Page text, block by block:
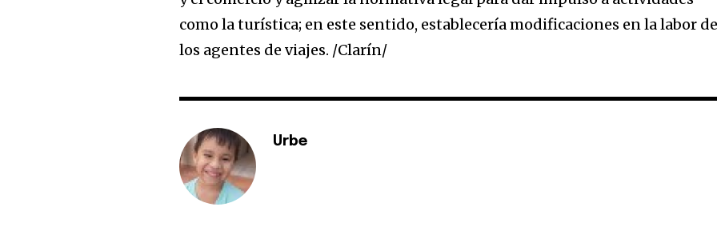
como la turística; en este sentido, establecería modificaciones en la labor
los agentes de viajes. /Clarín/
Urbe